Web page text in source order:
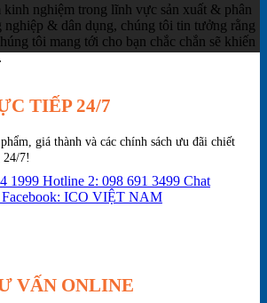
kinh nghiệm trong lĩnh vực sản xuất & phân
nghiệp & dân dụng, chúng tôi tin tưởng rằng
tôi mang tới cho bạn chắc chắn sẽ khiến
TIẾP 24/7
giá thành và các chính sách ưu đãi chiết
24/7!
1999 Hotline 2: 098 691 3499 Chat
Facebook: ICO VIỆT NAM
VẤN ONLINE